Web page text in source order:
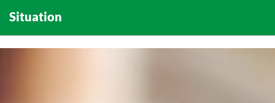
Situation